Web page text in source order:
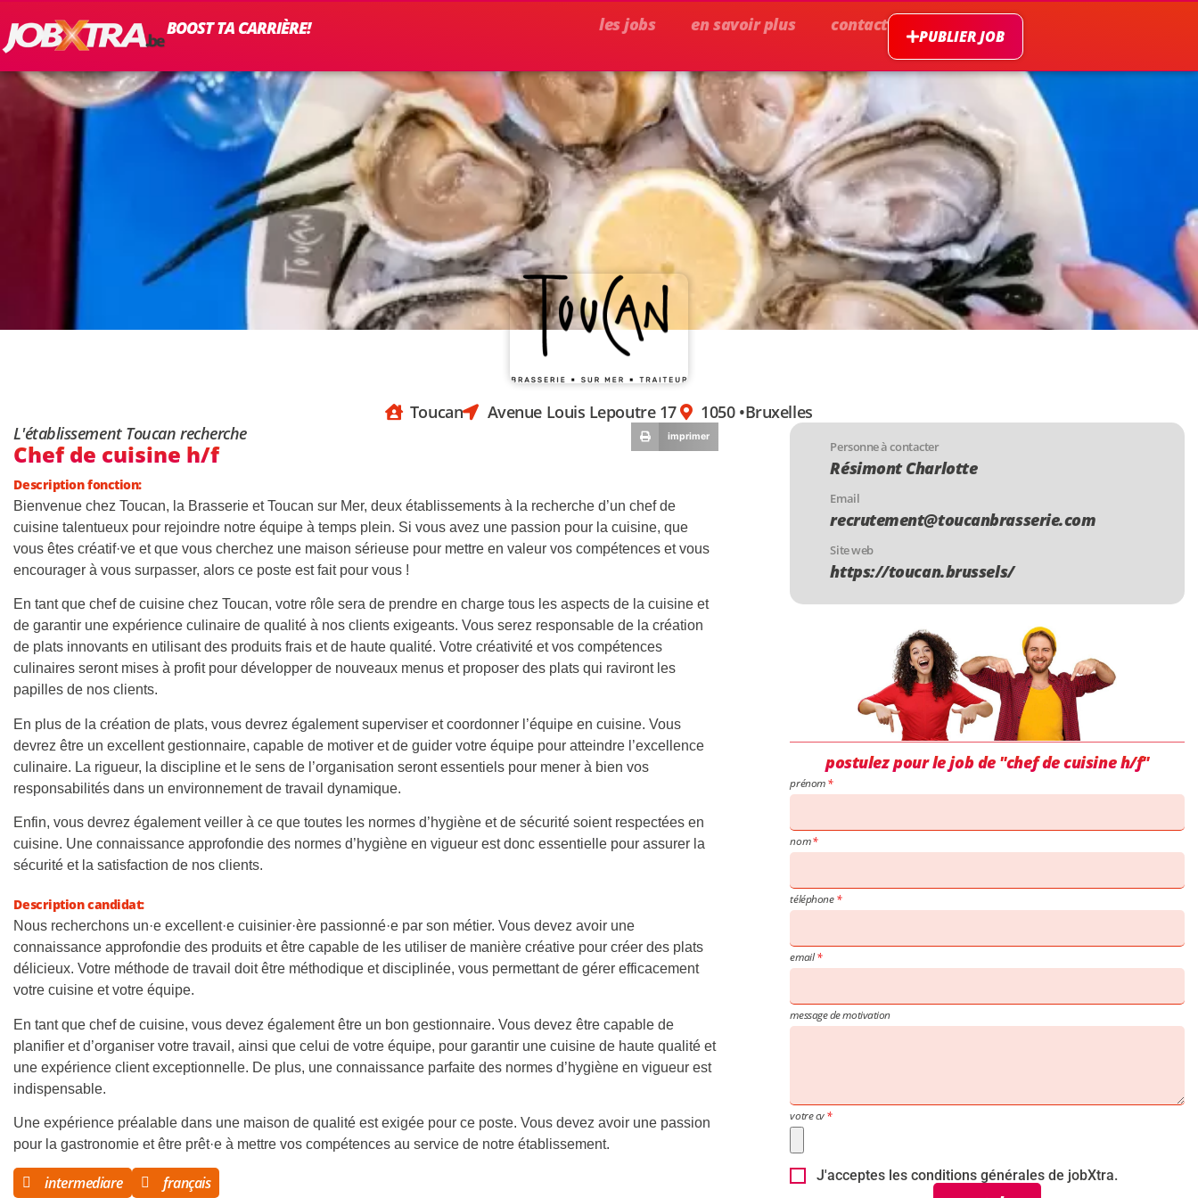
BOOST TA CARRIÈRE! les jobs en savoir plus contact
PUBLIER JOB
Toucan Avenue Louis Lepoutre 17 1050 •Bruxelles
L'établissement Toucan recherche
imprimer
Chef de cuisine h/f
Description fonction:
Bienvenue chez Toucan, la Brasserie et Toucan sur Mer, deux établissements à la recherche d’un chef de
cuisine talentueux pour rejoindre notre équipe à temps plein. Si vous avez une passion pour la cuisine, que
vous êtes créatif·ve et que vous cherchez une maison sérieuse pour mettre en valeur vos compétences et vous
encourager à vous surpasser, alors ce poste est fait pour vous !
En tant que chef de cuisine chez Toucan, votre rôle sera de prendre en charge tous les aspects de la cuisine et
de garantir une expérience culinaire de qualité à nos clients exigeants. Vous serez responsable de la création
de plats innovants en utilisant des produits frais et de haute qualité. Votre créativité et vos compétences
culinaires seront mises à profit pour développer de nouveaux menus et proposer des plats qui raviront les
papilles de nos clients.
En plus de la création de plats, vous devrez également superviser et coordonner l’équipe en cuisine. Vous
devrez être un excellent gestionnaire, capable de motiver et de guider votre équipe pour atteindre l’excellence
culinaire. La rigueur, la discipline et le sens de l’organisation seront essentiels pour mener à bien vos
responsabilités dans un environnement de travail dynamique.
Enfin, vous devrez également veiller à ce que toutes les normes d’hygiène et de sécurité soient respectées en
cuisine. Une connaissance approfondie des normes d’hygiène en vigueur est donc essentielle pour assurer la
sécurité et la satisfaction de nos clients.
Description candidat:
Nous recherchons un·e excellent·e cuisinier·ère passionné·e par son métier. Vous devez avoir une
connaissance approfondie des produits et être capable de les utiliser de manière créative pour créer des plats
délicieux. Votre méthode de travail doit être méthodique et disciplinée, vous permettant de gérer efficacement
votre cuisine et votre équipe.
En tant que chef de cuisine, vous devez également être un bon gestionnaire. Vous devez être capable de
planifier et d’organiser votre travail, ainsi que celui de votre équipe, pour garantir une cuisine de haute qualité et
une expérience client exceptionnelle. De plus, une connaissance parfaite des normes d’hygiène en vigueur est
indispensable.
Une expérience préalable dans une maison de qualité est exigée pour ce poste. Vous devez avoir une passion
pour la gastronomie et être prêt·e à mettre vos compétences au service de notre établissement.
intermediare français
Personne à contacter
Résimont Charlotte
Email
recrutement@toucanbrasserie.com
Site web
https://toucan.brussels/
postulez pour le job de "chef de cuisine h/f"
prénom
nom
téléphone
email
message de motivation
votre cv
J'acceptes les conditions générales de jobXtra.